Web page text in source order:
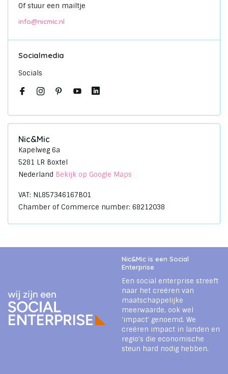
Of stuur een mailtje
info@nicmic.nl
Socialmedia
Socials
Nic&Mic
Kapelweg 6a
5281 LR Boxtel
Nederland Bekijk op Google Maps
VAT: NL857346167B01
Chamber of Commerce number: 68212038
Nic&Mic is een Social
Enterprise
Een social enterprise streeft
naar het creëren van
maatschappelijke
meerwaarde, ook wel
‘impact’ genoemd. We
creëren impact in landen en
regio’s die economische
steun hard nodig hebben.